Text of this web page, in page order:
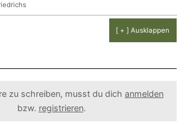
[ + ] Ausklappen
zu schreiben, musst du dich anmelden
bzw. registrieren.